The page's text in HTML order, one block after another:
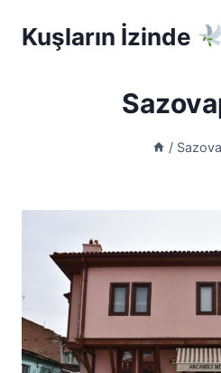
Kuşların İzinde
/